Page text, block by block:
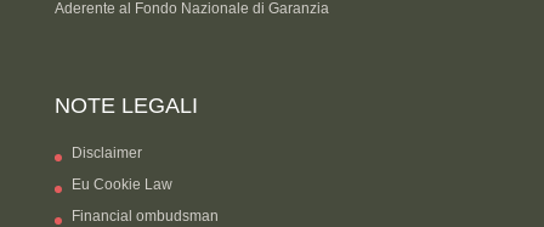
Aderente al Fondo Nazionale di Garanzia
NOTE LEGALI
Disclaimer
Eu Cookie Law
Financial ombudsman